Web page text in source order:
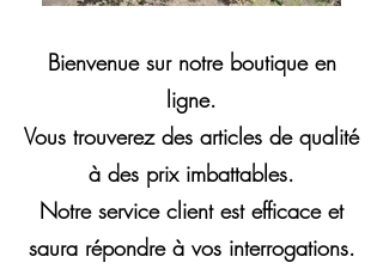
Bienvenue sur notre boutique en
ligne.
Vous trouverez des articles de qualité
à des prix imbattables.
Notre service client est efficace et
saura répondre à vos interrogations.